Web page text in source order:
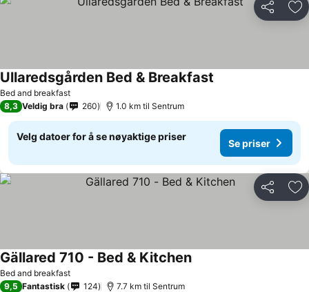
Del
Bed and breakfast
Ullaredsgården Bed & Breakfast
8,3 Veldig bra 260 1.0 km til Sentrum
Velg datoer for å se nøyaktige priser
Se priser
Del
Bed and breakfast
Gällared 710 - Bed & Kitchen
9,5 Fantastisk 124 7.7 km til Sentrum